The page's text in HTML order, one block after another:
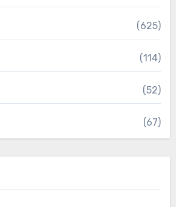
(625)
(114)
(52)
(67)